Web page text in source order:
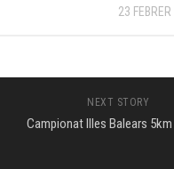
23
NEXT STORY
Campionat Illes Balears